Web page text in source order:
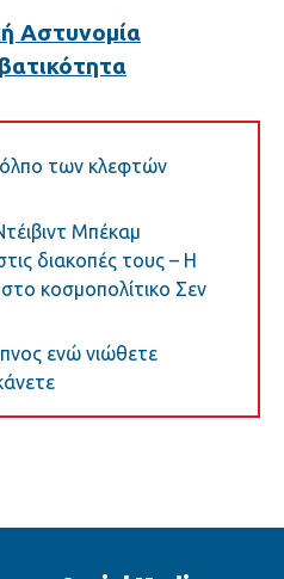
Αστυνομία
των κλεφτών
Μπέκαμ
διακοπές τους – Η
κοσμοπολίτικο Σεν
ενώ νιώθετε